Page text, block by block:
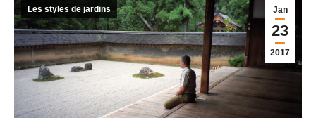
Jan
23
2017
Les styles de jardins